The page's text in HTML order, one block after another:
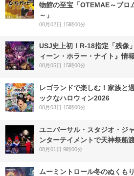
物館の至宝「OTEMAE～ブロ
～」
08月02日 15時00分
USJ史上初！R-18指定「残像
ィーン・ホラー・ナイト』情報
08月05日 15時00分
レゴランドで楽しむ！家族と
ックなハロウィン2026
08月03日 15時00分
ユニバーサル・スタジオ・ジ
ンターテイメントで天神祭船
08月01日 9時00分
ムーミントロール冬のぬくも